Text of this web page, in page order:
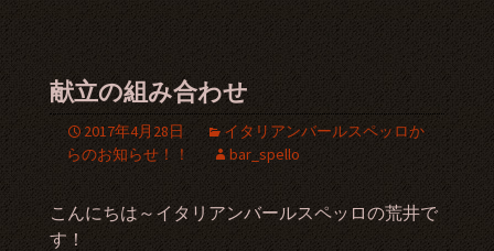
献立の組み合わせ
2017年4月28日
イタリアンバールスペッロか
らのお知らせ！！
bar_spello
こんにちは～イタリアンバールスペッロの荒井で
す！